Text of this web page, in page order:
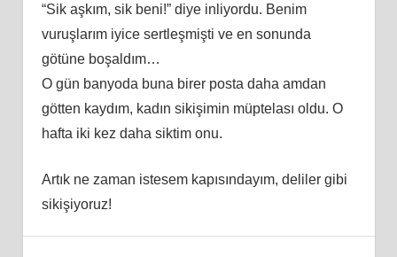
“Sik aşkım, sik beni!” diye inliyordu. Benim
vuruşlarım iyice sertleşmişti ve en sonunda
götüne boşaldım…
O gün banyoda buna birer posta daha amdan
götten kaydım, kadın sikişimin müptelası oldu. O
hafta iki kez daha siktim onu.
Artık ne zaman istesem kapısındayım, deliler gibi
sikişiyoruz!